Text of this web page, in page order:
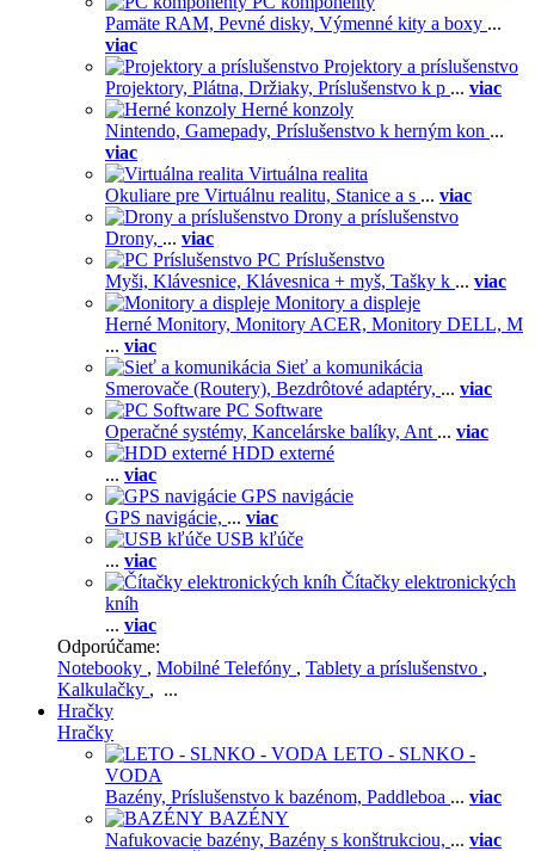
Pamäte RAM, Pevné disky, Výmenné kity a boxy ...
viac
Projektory a príslušenstvo
Projektory, Plátna, Držiaky, Príslušenstvo k p ... viac
Herné konzoly
Nintendo, Gamepady, Príslušenstvo k herným kon ...
viac
Virtuálna realita
Okuliare pre Virtuálnu realitu, Stanice a s ... viac
Drony a príslušenstvo
Drony, ... viac
PC Príslušenstvo
Myši, Klávesnice, Klávesnica + myš, Tašky k ... viac
Monitory a displeje
Herné Monitory, Monitory ACER, Monitory DELL, M
... viac
Sieť a komunikácia
Smerovače (Routery), Bezdrôtové adaptéry, ... viac
PC Software
Operačné systémy, Kancelárske balíky, Ant ... viac
HDD externé
... viac
GPS navigácie
GPS navigácie, ... viac
USB kľúče
... viac
Čítačky elektronických
kníh
... viac
Odporúčame:
Notebooky , Mobilné Telefóny , Tablety a príslušenstvo ,
Kalkulačky , ...
Hračky
Hračky
LETO - SLNKO -
VODA
Bazény, Príslušenstvo k bazénom, Paddleboa ... viac
BAZÉNY
Nafukovacie bazény, Bazény s konštrukciou, ... viac